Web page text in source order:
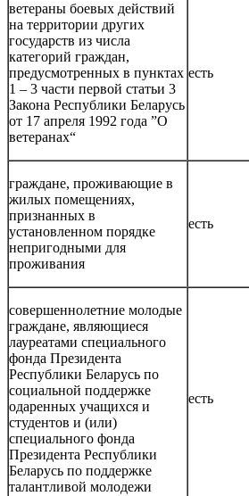
ветераны боевых действий
на территории других
государств из числа
категорий граждан,
предусмотренных в пунктах
1 – 3 части первой статьи 3
Закона Республики Беларусь
от 17 апреля 1992 года ”О
ветеранах“
есть
граждане, проживающие в
жилых помещениях,
признанных в
установленном порядке
непригодными для
проживания
есть
совершеннолетние молодые
граждане, являющиеся
лауреатами специального
фонда Президента
Республики Беларусь по
социальной поддержке
одаренных учащихся и
студентов и (или)
специального фонда
Президента Республики
Беларусь по поддержке
талантливой молодежи
есть